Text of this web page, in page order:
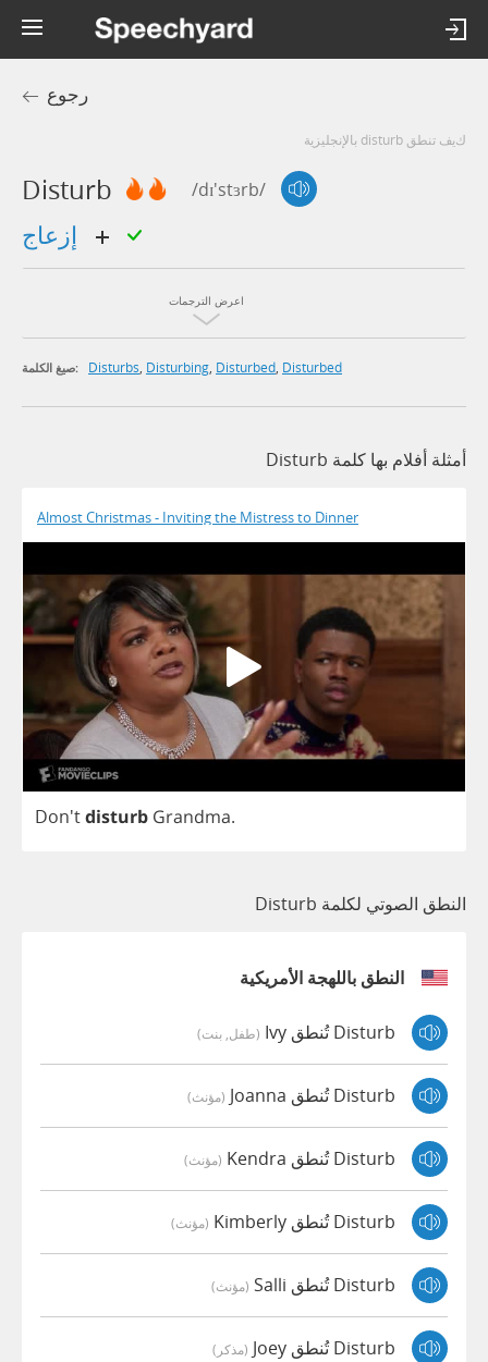
رجوع
كيف تنطق disturb بالإنجليزية
Disturb /dɪ'stɜrb/
اعرض الترجمات
صيغ الكلمة: Disturbs, Disturbing, Disturbed, Disturbed
أمثلة أفلام بها كلمة Disturb
Almost Christmas - Inviting the Mistress to Dinner
Don'tdisturb Grandma.
النطق الصوتي لكلمة Disturb
النطق باللهجة الأمريكية
Disturb تُنطق Ivy (طفل, بنت)
Disturb تُنطق Joanna (مؤنث)
Disturb تُنطق Kendra (مؤنث)
Disturb تُنطق Kimberly (مؤنث)
Disturb تُنطق Salli (مؤنث)
Disturb تُنطق Joey (مذكر)